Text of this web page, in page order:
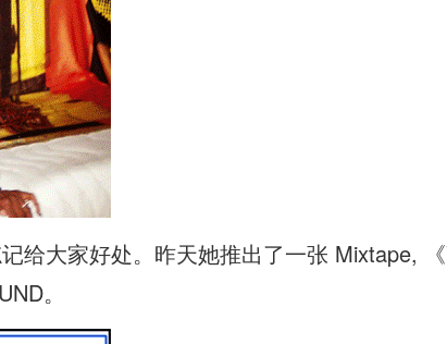
给大家好处。昨天她推出了一张 Mixtape,
。